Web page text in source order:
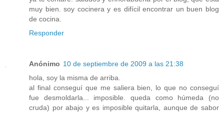
muy bien. soy cocinera y es difícil encontrar un buen blog
de cocina.
Responder
Anónimo 10 de septiembre de 2009 a las 21:38
hola, soy la misma de arriba.
al final conseguí que me saliera bien, lo que no conseguí
fue desmoldarla... imposible. queda como húmeda (no
cruda) por abajo y es imposible quitarla, aunque de sabor